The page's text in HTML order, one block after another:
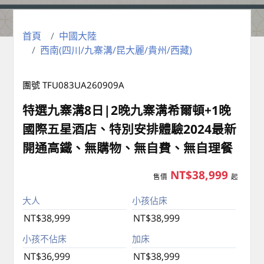
首頁
中國大陸
西南(四川/九寨溝/昆大麗/貴州/西藏)
團號 TFU083UA260909A
特選九寨溝8日|2晚九寨溝希爾頓+1晚
國際五星酒店、特別安排體驗2024最新
開通高鐵、無購物、無自費、無自理餐
售價 NT$38,999 起
大人
NT$38,999
小孩佔床
NT$38,999
小孩不佔床
NT$36,999
加床
NT$38,999